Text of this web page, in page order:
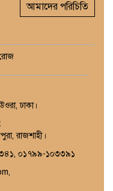
আমাদের পরিচিতি
ঢাকা।
রাজশাহী।
০১৭৯৯-১০৩৩৯১